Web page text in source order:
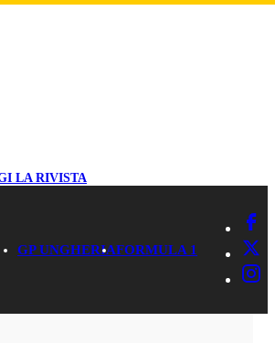
LA RIVISTA
GP UNGHERIAFORMULA 1